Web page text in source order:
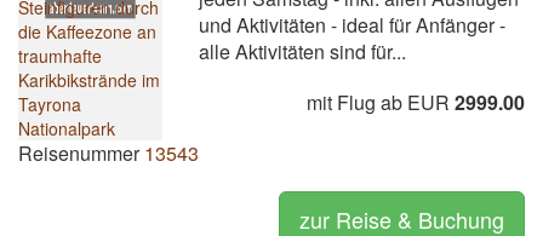
und Aktivitäten - ideal für Anfänger -
alle Aktivitäten sind für...
mit Flug ab EUR 2999.00
Reisenummer13543
zur Reise & Buchung